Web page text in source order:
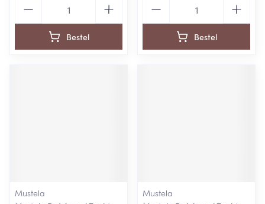
Bestel Bestel
Mustela
Mustela